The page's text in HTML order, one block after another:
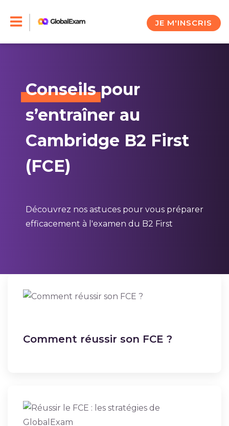
JE M'INSCRIS
Conseilspour
s’entraîner au
Cambridge B2 First
(FCE)
Découvrez nos astuces pour vous préparer
efficacement à l'examen du B2 First
Comment réussir son FCE ?